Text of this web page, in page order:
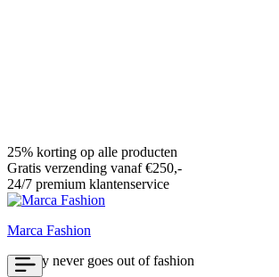
25% korting op alle producten
Gratis verzending vanaf €250,-
24/7 premium klantenservice
Marca Fashion
Luxury never goes out of fashion